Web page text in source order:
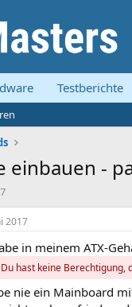
Testberichte
einbauen -
2017
in meinem ATX-
Du hast keine Berechtigung,
nie ein Mainboard